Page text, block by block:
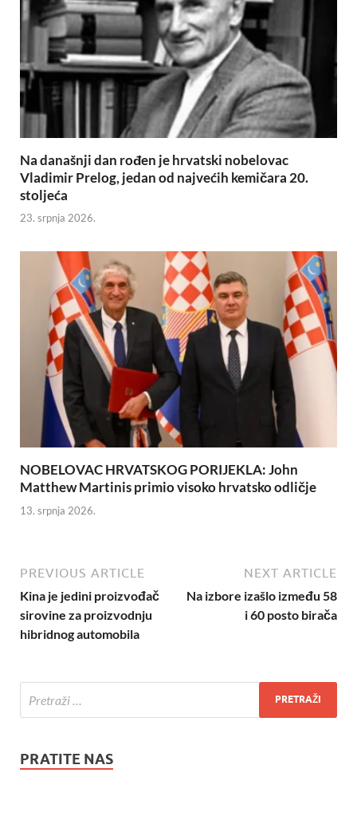
Na današnji dan rođen je hrvatski nobelovac
Vladimir Prelog, jedan od najvećih kemičara 20.
stoljeća
23. srpnja 2026.
NOBELOVAC HRVATSKOG PORIJEKLA: John
Matthew Martinis primio visoko hrvatsko odličje
13. srpnja 2026.
PREVIOUS ARTICLE
Kina je jedini proizvođač
sirovine za proizvodnju
hibridnog automobila
NEXT ARTICLE
Na izbore izašlo između 58
i 60 posto birača
PRATITE NAS